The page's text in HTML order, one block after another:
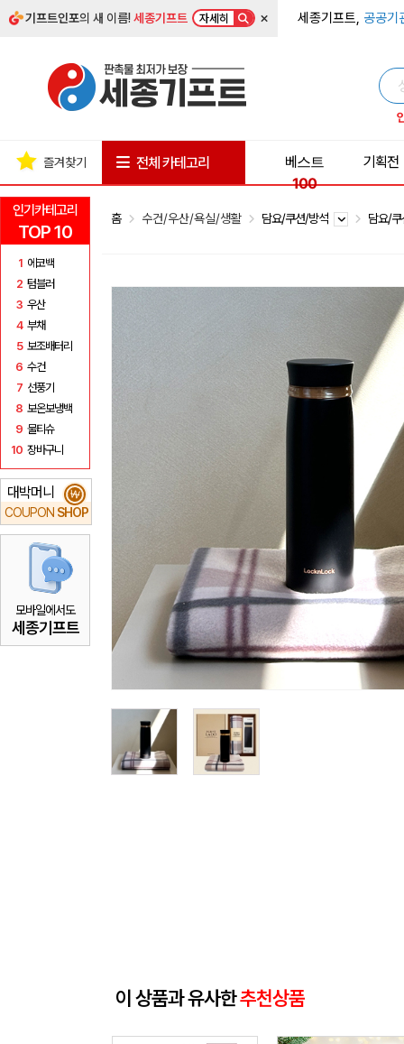
기프트인포의 새 이름!세종기프트 자세히 × 세종기프트, 공공기
인기카테고리
TOP 10
1 에코백
2 텀블러
3 우산
4 부채
5 보조배터리
6 수건
7 선풍기
8 보온보냉백
9 물티슈
10 장바구니
대박머니
COUPON SHOP
₩
모바일에서도
세종기프트
즐겨찾기 전체 카테고리
베스트
100
기획전
홈 수건/우산/욕실/생활 담요/쿠션/방석 담요/
이 상품과 유사한추천상품